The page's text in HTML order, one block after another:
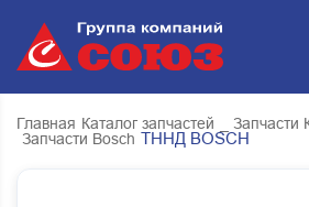
Главная Каталог запчастей
_
Запчасти Bosch ТННД BOSCH